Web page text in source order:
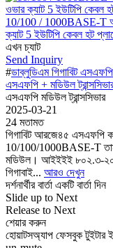
10/100 / 1000BASE-T
ক্যাট 5 ইউটিপি কেবল হট
এখন চ্যাট
Send Inquiry
#ডাব্লুডিএম গিগাবিট
এসএফপি + মডিউল
এসএফপি মডিউল ট্রান্সসিভার
2025-03-21
24 মতামত
গিগাবিট আরজে৪৫ এসএফপি
10/100/1000BASE-T তামা
মডিউল। আইইইই ৮০২.৩-
গিগাবাই... আরও দেখুন
দর্শনার্থীর বার্তা একটি বার্তা দিন
Slide up to Next
Release to Next
শেয়ার করুন
হোয়াটসঅ্যাপ ফেসবুক টুইটার